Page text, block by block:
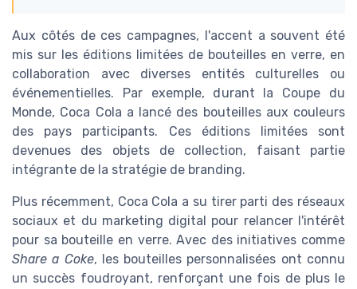
Aux côtés de ces campagnes, l'accent a souvent été
mis sur les éditions limitées de bouteilles en verre, en
collaboration avec diverses entités culturelles ou
événementielles. Par exemple, durant la Coupe du
Monde, Coca Cola a lancé des bouteilles aux couleurs
des pays participants. Ces éditions limitées sont
devenues des objets de collection, faisant partie
intégrante de la stratégie de branding.
Plus récemment, Coca Cola a su tirer parti des réseaux
sociaux et du marketing digital pour relancer l'intérêt
pour sa bouteille en verre. Avec des initiatives comme
Share a Coke, les bouteilles personnalisées ont connu
un succès foudroyant, renforçant une fois de plus le